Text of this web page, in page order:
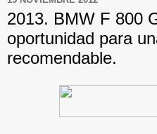
2013. BMW F 800
oportunidad para
recomendable.